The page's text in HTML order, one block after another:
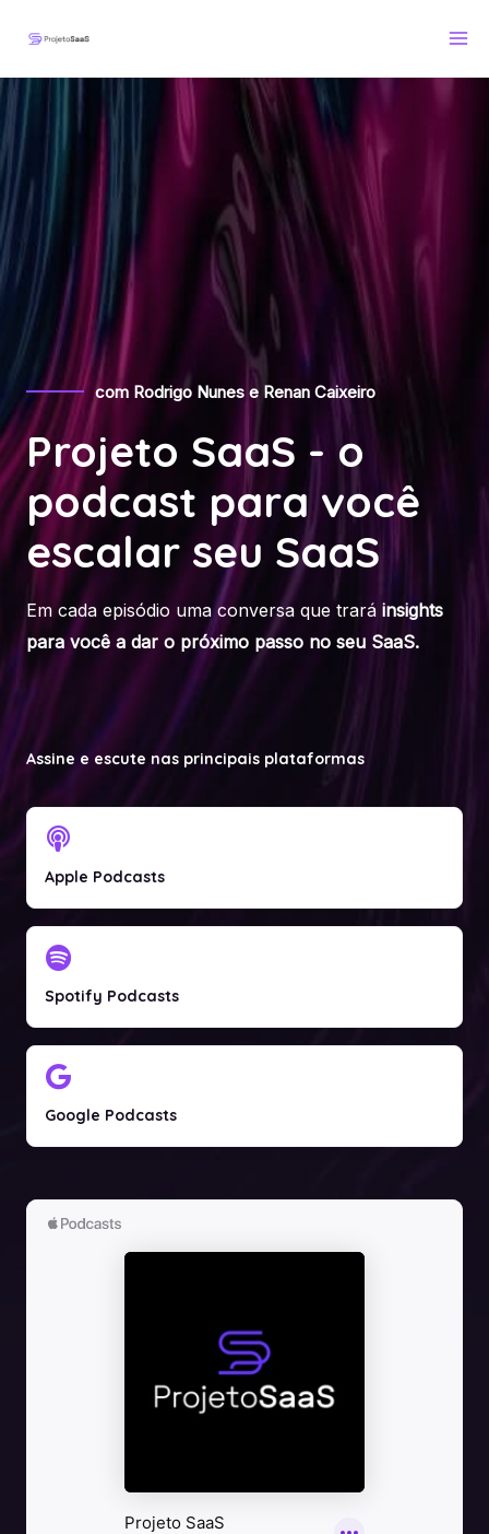
com Rodrigo Nunes e Renan Caixeiro
Projeto SaaS - o
podcast para você
escalar seu SaaS
Em cada episódio uma conversa que trará insights
para você a dar o próximo passo no seu SaaS.
Assine e escute nas principais plataformas
Apple Podcasts
Spotify Podcasts
Google Podcasts